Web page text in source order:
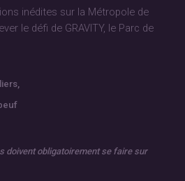
inédites sur la Métropole de
le défi de GRAVITY, le Parc de
doivent obligatoirement se faire sur